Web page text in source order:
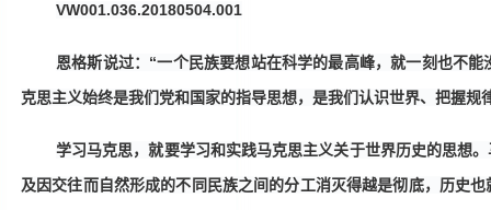
VW001.036.20180504.001
恩格斯说过： “一个民族要想站在科学的最高峰，就一刻也不
克思主义始终是我们党和国家的指导思想，是我们认识世界、把握
学习马克思，就要学习和实践马克思主义关于世界历史的思想
及因交往而自然形成的不同民族之间的分工消灭得越是彻底，历史